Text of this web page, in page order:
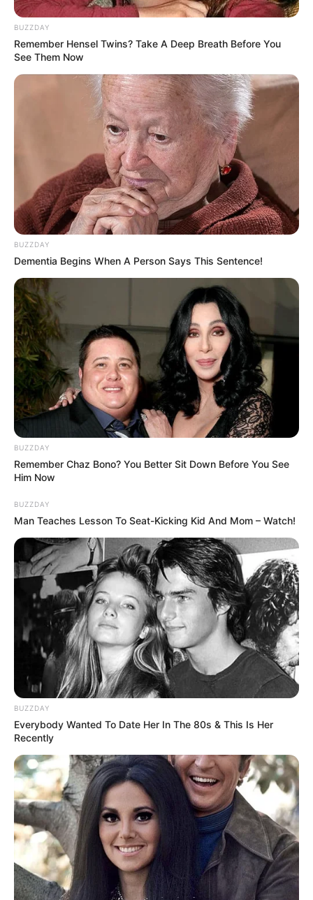
BUZZDAY
Remember Hensel Twins? Take A Deep Breath Before You
See Them Now
BUZZDAY
Dementia Begins When A Person Says This Sentence!
BUZZDAY
Remember Chaz Bono? You Better Sit Down Before You See
Him Now
BUZZDAY
Man Teaches Lesson To Seat-Kicking Kid And Mom – Watch!
BUZZDAY
Everybody Wanted To Date Her In The 80s & This Is Her
Recently